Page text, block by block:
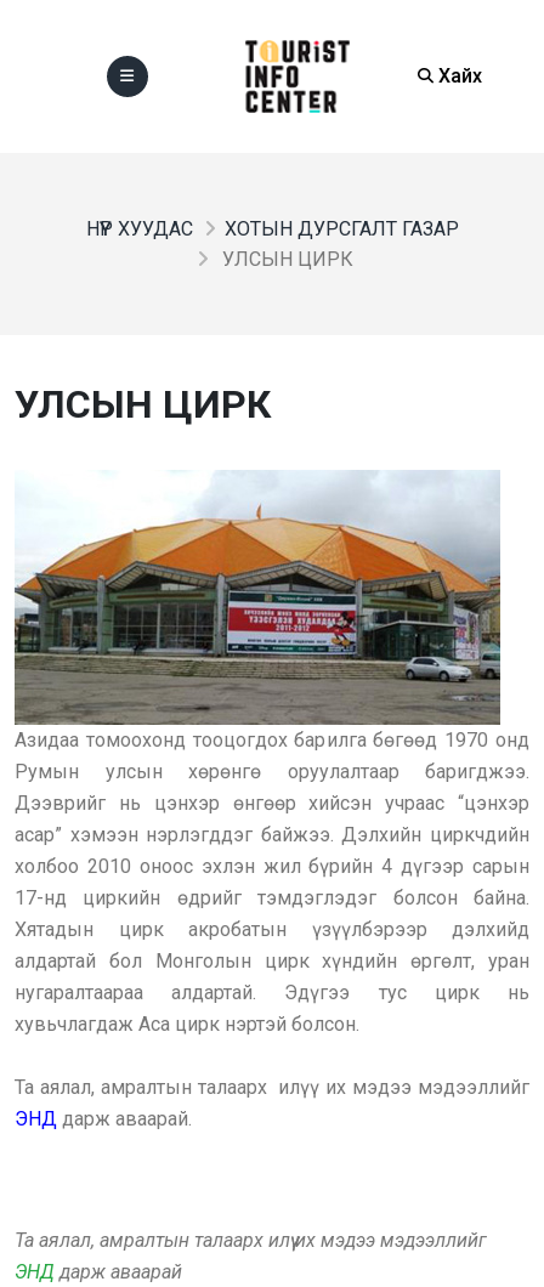
Хайх
НҮҮР ХУУДАС
ХОТЫН ДУРСГАЛТ ГАЗАР
УЛСЫН ЦИРК
УЛСЫН ЦИРК
Азидаа томоохонд тооцогдох барилга бөгөөд 1970 онд
Румын улсын хөрөнгө оруулалтаар баригджээ.
Дээврийг нь цэнхэр өнгөөр хийсэн учраас “цэнхэр
асар” хэмээн нэрлэгддэг байжээ. Дэлхийн циркчдийн
холбоо 2010 оноос эхлэн жил бүрийн 4 дүгээр сарын
17-нд циркийн өдрийг тэмдэглэдэг болсон байна.
Хятадын цирк акробатын үзүүлбэрээр дэлхийд
алдартай бол Монголын цирк хүндийн өргөлт, уран
нугаралтаараа алдартай. Эдүгээ тус цирк нь
хувьчлагдаж Аса цирк нэртэй болсон.
Та аялал, амралтын талаарх илүү их мэдээ мэдээллийг
ЭНД дарж аваарай.
Та аялал, амралтын талаарх илүү их мэдээ мэдээллийг
ЭНД дарж аваарай